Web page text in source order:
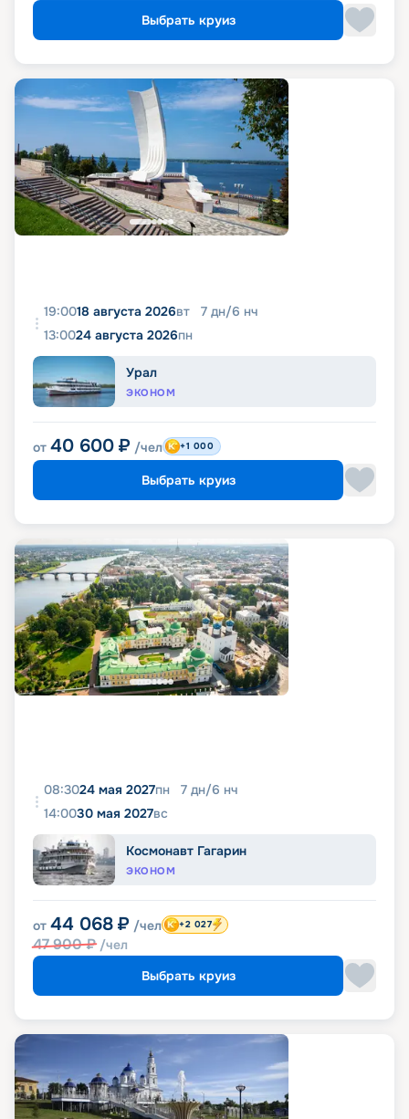
Выбрать круиз
19:0018 августа 2026вт 7 дн/6 нч
13:0024 августа 2026пн
Урал
ЭКОНОМ
от 40 600 ₽ /чел +1 000
Выбрать круиз
08:3024 мая 2027пн 7 дн/6 нч
14:0030 мая 2027вс
Космонавт Гагарин
ЭКОНОМ
от 44 068 ₽ /чел
47 900₽ /чел
+2 027
Выбрать круиз